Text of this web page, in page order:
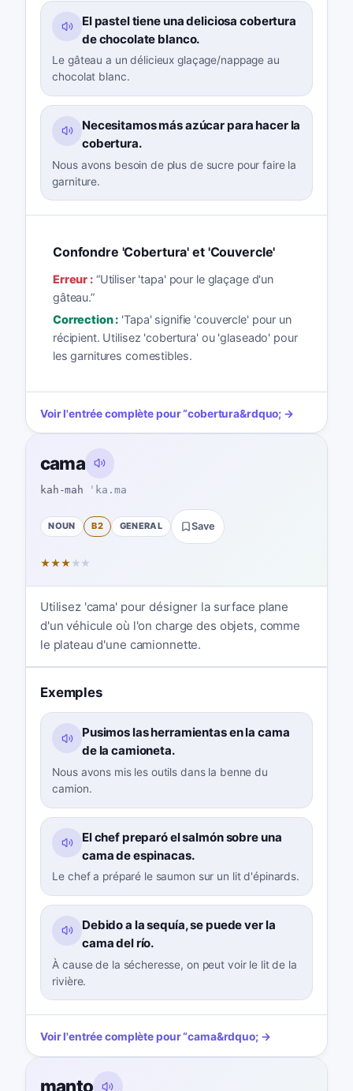
El pastel tiene una deliciosa cobertura
de chocolate blanco.
Le gâteau a un délicieux glaçage/nappage au
chocolat blanc.
Necesitamos más azúcar para hacer la
cobertura.
Nous avons besoin de plus de sucre pour faire la
garniture.
Confondre 'Cobertura' et 'Couvercle'
Erreur :“Utiliser 'tapa' pour le glaçage d'un
gâteau.”
Correction : 'Tapa' signifie 'couvercle' pour un
récipient. Utilisez 'cobertura' ou 'glaseado' pour
les garnitures comestibles.
Voir l'entrée complète pour“cobertura&rdquo; →
cama
kah-mah ˈka.ma
NOUN B2 GENERAL Save
★★★ ★ ★
Utilisez 'cama' pour désigner la surface plane
d'un véhicule où l'on charge des objets, comme
le plateau d'une camionnette.
Exemples
Pusimos las herramientas en la cama
de la camioneta.
Nous avons mis les outils dans la benne du
camion.
El chef preparó el salmón sobre una
cama de espinacas.
Le chef a préparé le saumon sur un lit d'épinards.
Debido a la sequía, se puede ver la
cama del río.
À cause de la sécheresse, on peut voir le lit de la
rivière.
Voir l'entrée complète pour“cama&rdquo; →
manto